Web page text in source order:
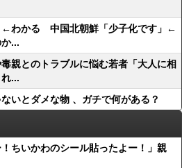
←わかる 中国北朝鮮「少子化です」←
...
親とのトラブルに悩む若者「大人に相
...
いとダメな物 、ガチで何がある？
ちいかわのシール貼ったよー！」親